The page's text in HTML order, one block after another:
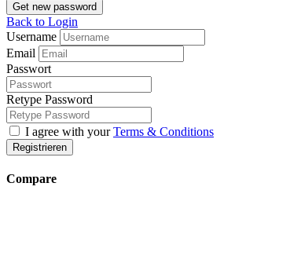
Get new password
Back to Login
Username
Email
Passwort
Retype Password
I agree with yourTerms & Conditions
Registrieren
Compare